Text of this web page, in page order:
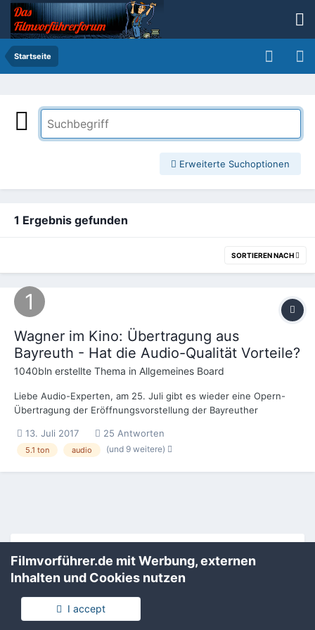
Startseite
Erweiterte Suchoptionen
1 Ergebnis gefunden
SORTIEREN NACH
Wagner im Kino: Übertragung aus
Bayreuth - Hat die Audio-Qualität Vorteile?
1040bln erstellte Thema in Allgemeines Board
Liebe Audio-Experten, am 25. Juli gibt es wieder eine Opern-
Übertragung der Eröffnungsvorstellung der Bayreuther
Meistersinger von Nürnberg, mit zwei 30-Minuten-Pausen, also
auch mit Nebengeschäft im Kino. Es müssten etwas über...
13. Juli 2017 25 Antworten
5.1 ton audio (und 9 weitere)
Impressum / Datenschutzerklärung
Nutzungsbedingungen
Filmvorführer.de mit Werbung, externen
Inhalten und Cookies nutzen
I accept